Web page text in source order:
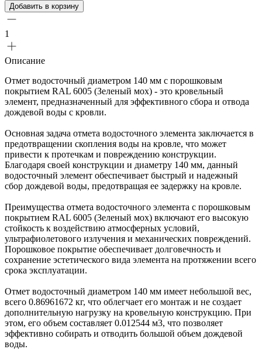
Добавить в корзину
1
Описание
Отмет водосточный диаметром 140 мм с порошковым
покрытием RAL 6005 (Зеленый мох) - это кровельный
элемент, предназначенный для эффективного сбора и отвода
дождевой воды с кровли.
Основная задача отмета водосточного элемента заключается в
предотвращении скопления воды на кровле, что может
привести к протечкам и повреждению конструкции.
Благодаря своей конструкции и диаметру 140 мм, данный
водосточный элемент обеспечивает быстрый и надежный
сбор дождевой воды, предотвращая ее задержку на кровле.
Преимущества отмета водосточного элемента с порошковым
покрытием RAL 6005 (Зеленый мох) включают его высокую
стойкость к воздействию атмосферных условий,
ультрафиолетового излучения и механических повреждений.
Порошковое покрытие обеспечивает долговечность и
сохранение эстетического вида элемента на протяжении всего
срока эксплуатации.
Отмет водосточный диаметром 140 мм имеет небольшой вес,
всего 0.86961672 кг, что облегчает его монтаж и не создает
дополнительную нагрузку на кровельную конструкцию. При
этом, его объем составляет 0.012544 м3, что позволяет
эффективно собирать и отводить большой объем дождевой
воды.